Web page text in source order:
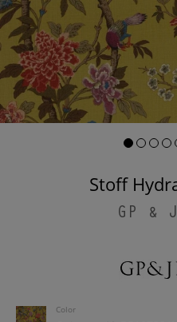
Stoff
GP &
Color